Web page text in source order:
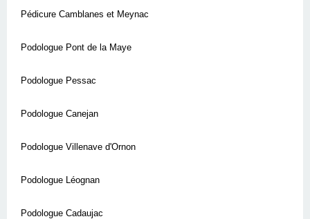
Pédicure Camblanes et Meynac
Podologue Pont de la Maye
Podologue Pessac
Podologue Canejan
Podologue Villenave d'Ornon
Podologue Léognan
Podologue Cadaujac